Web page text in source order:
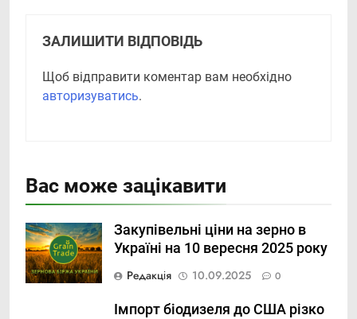
ЗАЛИШИТИ ВІДПОВІДЬ
Щоб відправити коментар вам необхідно
авторизуватись.
Вас може зацікавити
Закупівельні ціни на зерно в
Україні на 10 вересня 2025 року
Редакція
10.09.2025 0
Імпорт біодизеля до США різко